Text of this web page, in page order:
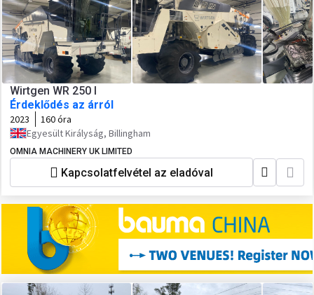
Wirtgen WR 250 I
Érdeklődés az árról
2023
160 óra
Egyesült Királyság, Billingham
OMNIA MACHINERY UK LIMITED
Kapcsolatfelvétel az eladóval